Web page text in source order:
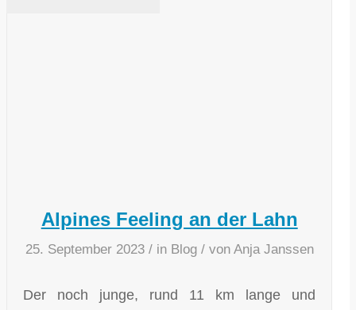
Alpines Feeling an der Lahn
25. September 2023 / in Blog / von Anja Janssen
Der noch junge, rund 11 km lange und